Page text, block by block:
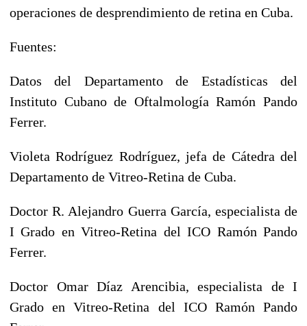
operaciones de desprendimiento de retina en Cuba.
Fuentes:
Datos del Departamento de Estadísticas del
Instituto Cubano de Oftalmología Ramón Pando
Ferrer.
Violeta Rodríguez Rodríguez, jefa de Cátedra del
Departamento de Vitreo-Retina de Cuba.
Doctor R. Alejandro Guerra García, especialista de
I Grado en Vitreo-Retina del ICO Ramón Pando
Ferrer.
Doctor Omar Díaz Arencibia, especialista de I
Grado en Vitreo-Retina del ICO Ramón Pando